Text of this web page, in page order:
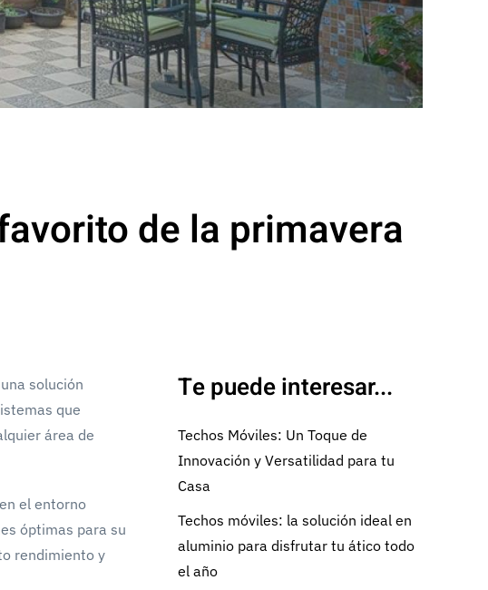
de la primavera
solución
que
área de
el entorno
óptimas para su
rendimiento y
Te puede interesar...
Techos Móviles: Un Toque de
Innovación y Versatilidad para tu
Casa
Techos móviles: la solución ideal en
aluminio para disfrutar tu ático todo
el año